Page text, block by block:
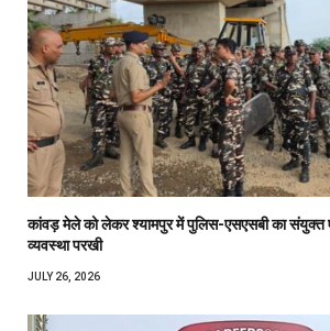
कांवड़ मेले को लेकर श्यामपुर में पुलिस-एसएसबी का संयुक्त
व्यवस्था परखी
JULY 26, 2026